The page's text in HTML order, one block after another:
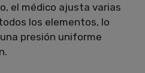
el médico ajusta varias
los elementos, lo
presión uniforme